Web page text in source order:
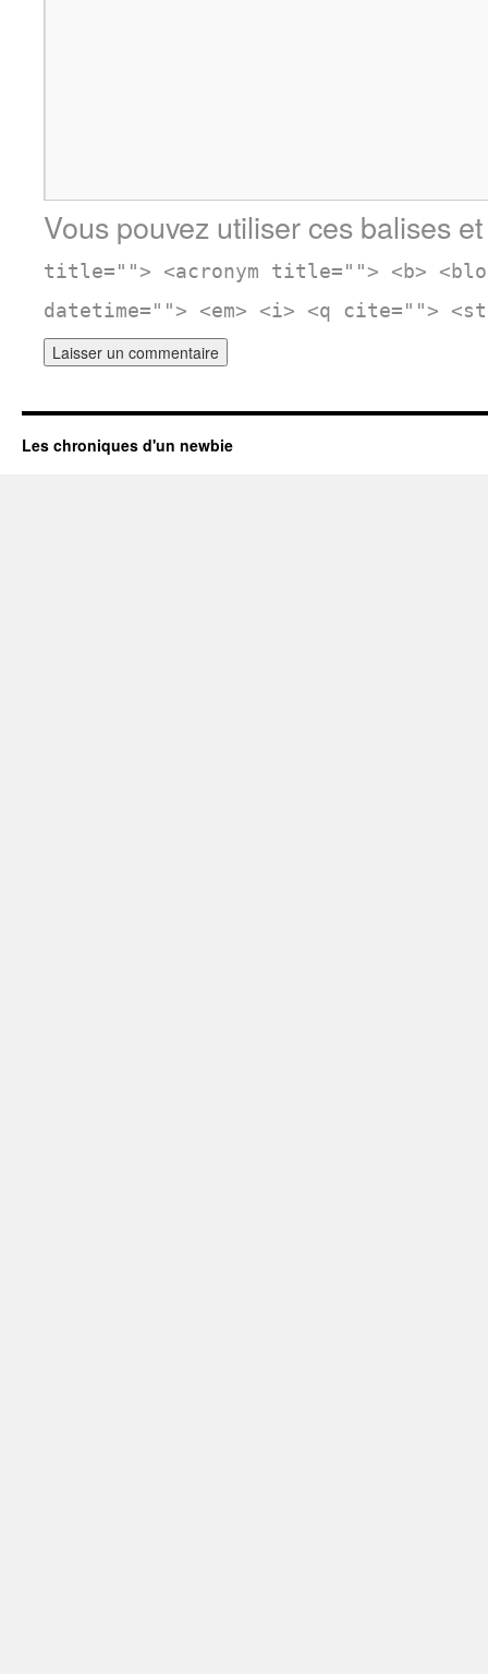
Vous pouvez utiliser ces balises
title=""> <acronym title=""> <b>
datetime=""> <em> <i> <q cite="">
Les chroniques d'un newbie